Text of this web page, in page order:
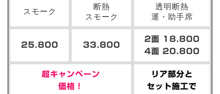
スモーク
断熱
スモーク
透明断熱
運・助手席
25.800 33.800
2面 18.800
4面 20.800
超キャンペーン
価格！
リア部分と
セット施工で